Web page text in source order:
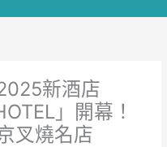
新酒店
」開幕！
叉燒名店